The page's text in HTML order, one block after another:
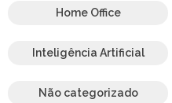
Home Office
Inteligência Artificial
Não categorizado